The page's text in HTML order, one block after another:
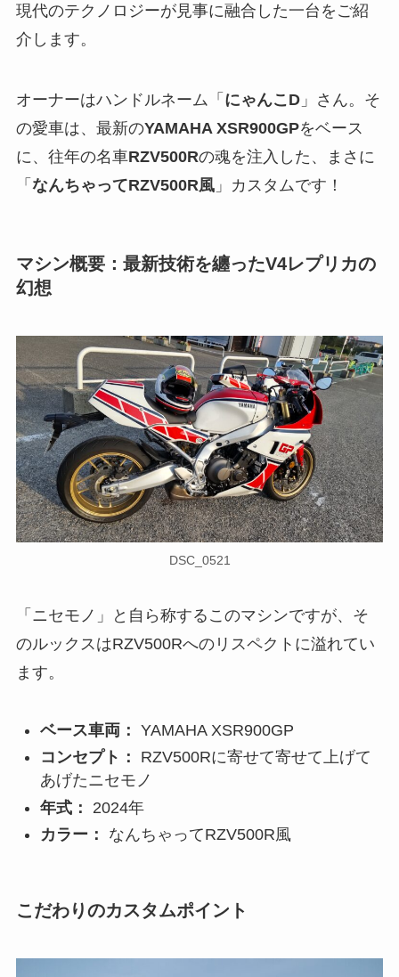
現代のテクノロジーが見事に融合した一台をご紹
介します。
オーナーはハンドルネーム「 にゃんこD」さん。そ
の愛車は、最新のYAMAHA XSR900GPをベース
に、往年の名車RZV500Rの魂を注入した、まさに
「 なんちゃってRZV500R風」カスタムです！
マシン概要：最新技術を纏ったV4レプリカの
幻想
DSC_0521
「ニセモノ」と自ら称するこのマシンですが、そ
のルックスはRZV500Rへのリスペクトに溢れてい
ます。
ベース車両： YAMAHA XSR900GP
コンセプト：
RZV500Rに寄せて寄せて上げて
あげたニセモノ
年式：
2024年
カラー：
なんちゃってRZV500R風
こだわりのカスタムポイント